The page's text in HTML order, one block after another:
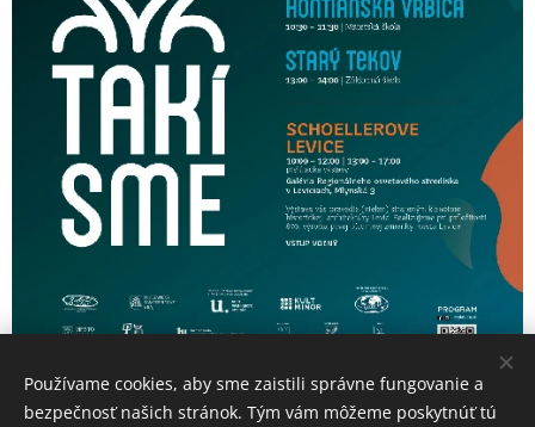
Používame cookies, aby sme zaistili správne fungovanie a
bezpečnosť našich stránok. Tým vám môžeme poskytnúť tú